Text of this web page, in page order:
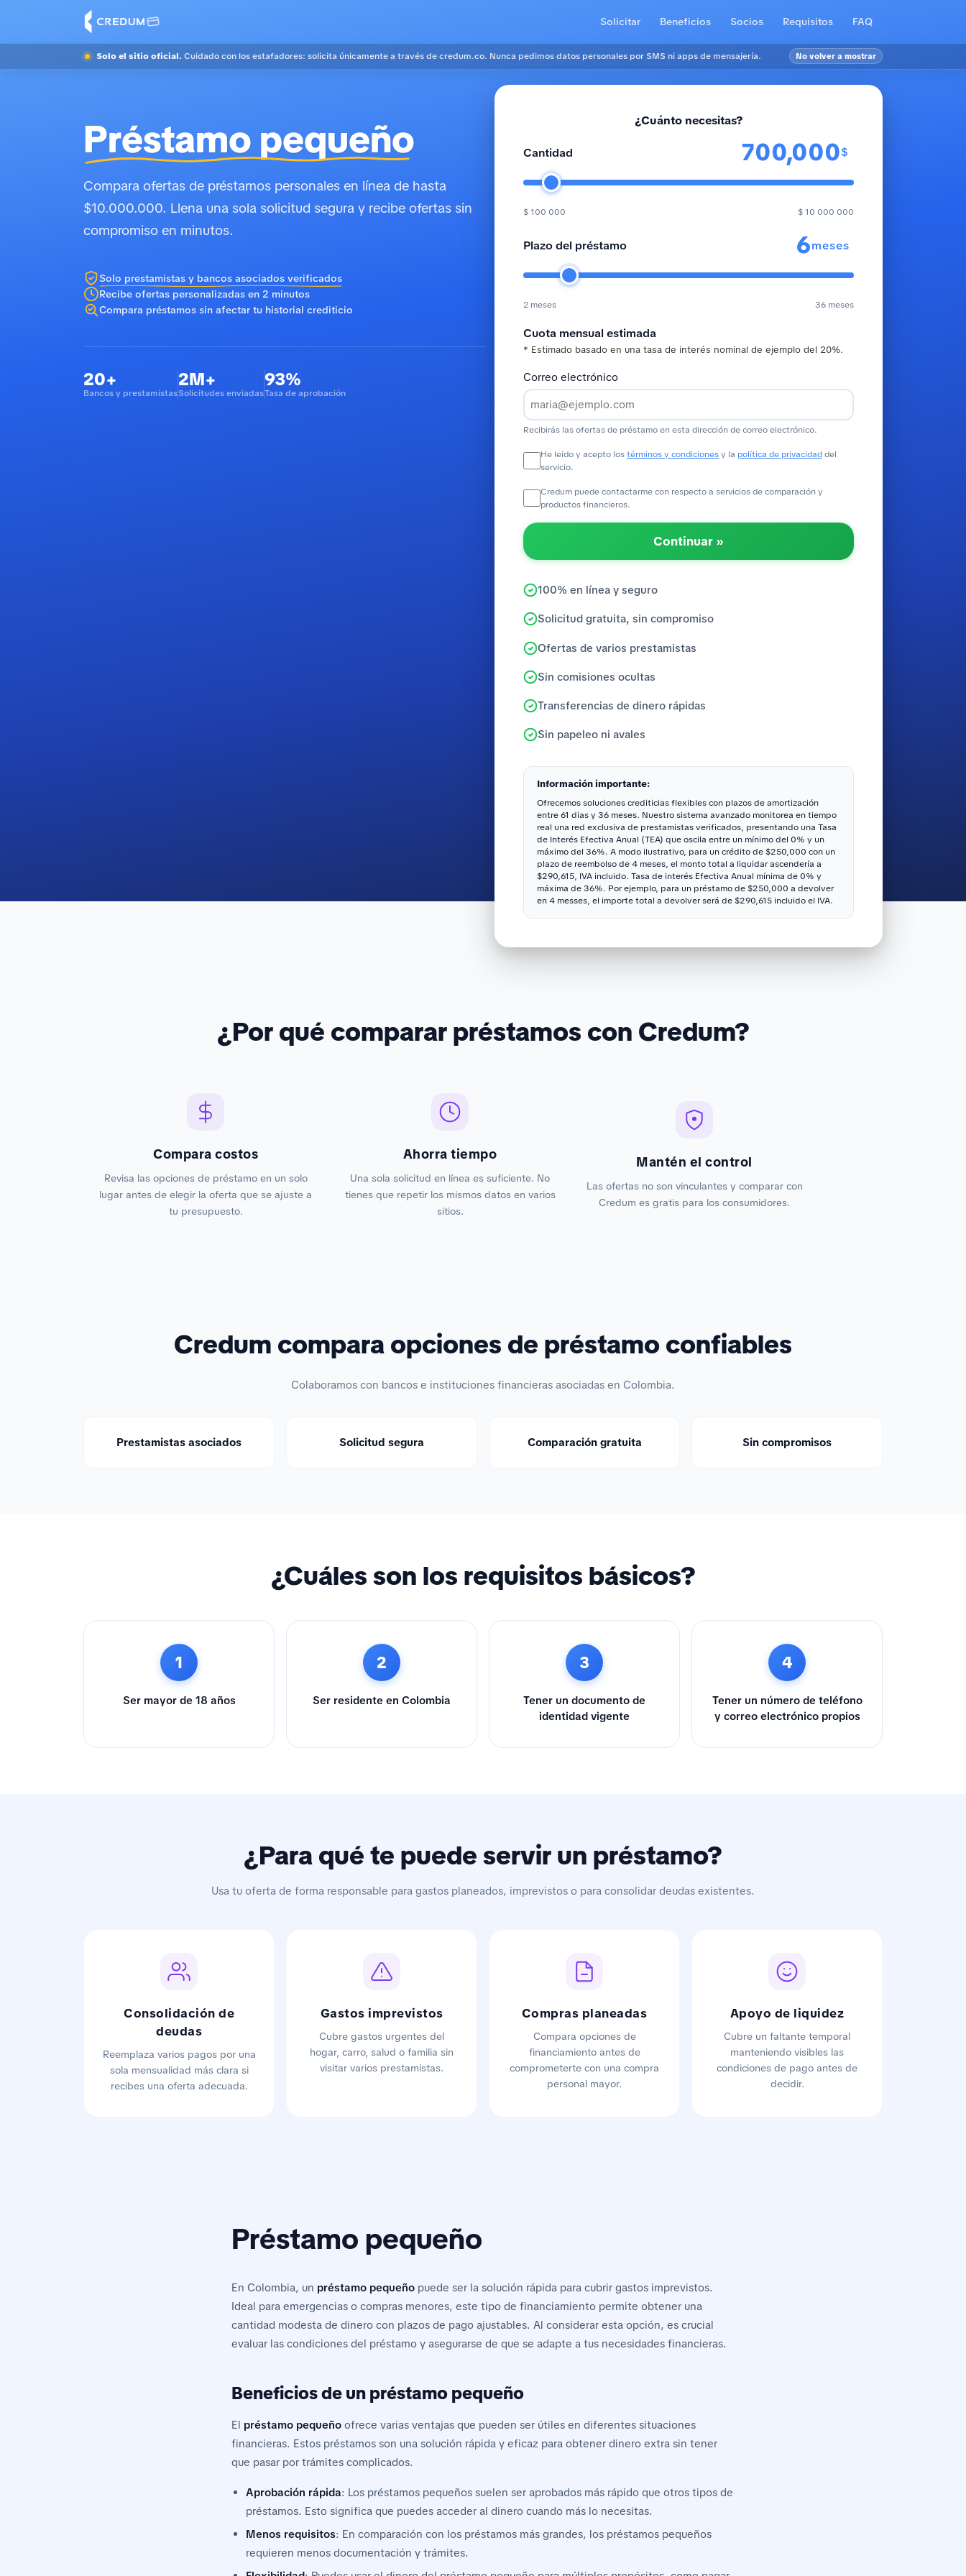
Solicitar Beneficios Socios Requisitos FAQ
Solo el sitio oficial. Cuidado con los estafadores: solicita únicamente a través de credum.co. Nunca pedimos datos personales por SMS ni apps de mensajería. No volver a mostrar
Préstamo pequeño
Compara ofertas de préstamos personales en línea de hasta
$10.000.000. Llena una sola solicitud segura y recibe ofertas sin
compromiso en minutos.
Solo prestamistas y bancos asociados verificados
Recibe ofertas personalizadas en 2 minutos
Compara préstamos sin afectar tu historial crediticio
20+
Bancos y prestamistas
2M+
Solicitudes enviadas
93%
Tasa de aprobación
¿Cuánto necesitas?
Cantidad $
$ 100 000 $ 10 000 000
Plazo del préstamo meses
2 meses 36 meses
Cuota mensual estimada
* Estimado basado en una tasa de interés nominal de ejemplo del 20%.
Correo electrónico
Recibirás las ofertas de préstamo en esta dirección de correo electrónico.
He leído y acepto lostérminos y condicionesy la política de privacidaddel
servicio.
Credum puede contactarme con respecto a servicios de comparación y
productos financieros.
Continuar »
100% en línea y seguro
Solicitud gratuita, sin compromiso
Ofertas de varios prestamistas
Sin comisiones ocultas
Transferencias de dinero rápidas
Sin papeleo ni avales
Información importante:
Ofrecemos soluciones crediticias flexibles con plazos de amortización
entre 61 dias y 36 meses. Nuestro sistema avanzado monitorea en tiempo
real una red exclusiva de prestamistas verificados, presentando una Tasa
de Interés Efectiva Anual (TEA) que oscila entre un mínimo del 0% y un
máximo del 36%. A modo ilustrativo, para un crédito de $250,000 con un
plazo de reembolso de 4 meses, el monto total a liquidar ascendería a
$290,615, IVA incluido. Tasa de interés Efectiva Anual mínima de 0% y
máxima de 36%. Por ejemplo, para un préstamo de $250,000 a devolver
en 4 messes, el importe total a devolver será de $290,615 incluido el IVA.
¿Por qué comparar préstamos con Credum?
Compara costos
Revisa las opciones de préstamo en un solo
lugar antes de elegir la oferta que se ajuste a
tu presupuesto.
Ahorra tiempo
Una sola solicitud en línea es suficiente. No
tienes que repetir los mismos datos en varios
sitios.
Mantén el control
Las ofertas no son vinculantes y comparar con
Credum es gratis para los consumidores.
Credum compara opciones de préstamo confiables
Colaboramos con bancos e instituciones financieras asociadas en Colombia.
Prestamistas asociados Solicitud segura Comparación gratuita Sin compromisos
¿Cuáles son los requisitos básicos?
1
Ser mayor de 18 años
2
Ser residente en Colombia
3
Tener un documento de
identidad vigente
4
Tener un número de teléfono
y correo electrónico propios
¿Para qué te puede servir un préstamo?
Usa tu oferta de forma responsable para gastos planeados, imprevistos o para consolidar deudas existentes.
Consolidación de
deudas
Reemplaza varios pagos por una
sola mensualidad más clara si
recibes una oferta adecuada.
Gastos imprevistos
Cubre gastos urgentes del
hogar, carro, salud o familia sin
visitar varios prestamistas.
Compras planeadas
Compara opciones de
financiamiento antes de
comprometerte con una compra
personal mayor.
Apoyo de liquidez
Cubre un faltante temporal
manteniendo visibles las
condiciones de pago antes de
decidir.
Préstamo pequeño
En Colombia, un préstamo pequeño puede ser la solución rápida para cubrir gastos imprevistos.
Ideal para emergencias o compras menores, este tipo de financiamiento permite obtener una
cantidad modesta de dinero con plazos de pago ajustables. Al considerar esta opción, es crucial
evaluar las condiciones del préstamo y asegurarse de que se adapte a tus necesidades financieras.
Beneficios de un préstamo pequeño
El préstamo pequeño ofrece varias ventajas que pueden ser útiles en diferentes situaciones
financieras. Estos préstamos son una solución rápida y eficaz para obtener dinero extra sin tener
que pasar por trámites complicados.
Aprobación rápida: Los préstamos pequeños suelen ser aprobados más rápido que otros tipos de
préstamos. Esto significa que puedes acceder al dinero cuando más lo necesitas.
Menos requisitos: En comparación con los préstamos más grandes, los préstamos pequeños
requieren menos documentación y trámites.